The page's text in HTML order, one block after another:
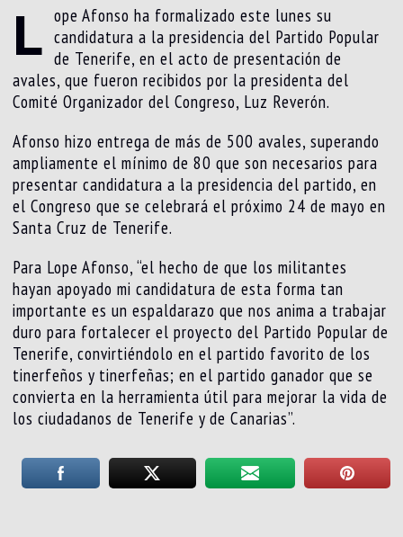
L ope Afonso ha formalizado este lunes su
candidatura a la presidencia del Partido Popular
de Tenerife, en el acto de presentación de
avales, que fueron recibidos por la presidenta del
Comité Organizador del Congreso, Luz Reverón.
Afonso hizo entrega de más de 500 avales, superando
ampliamente el mínimo de 80 que son necesarios para
presentar candidatura a la presidencia del partido, en
el Congreso que se celebrará el próximo 24 de mayo en
Santa Cruz de Tenerife.
Para Lope Afonso, “el hecho de que los militantes
hayan apoyado mi candidatura de esta forma tan
importante es un espaldarazo que nos anima a trabajar
duro para fortalecer el proyecto del Partido Popular de
Tenerife, convirtiéndolo en el partido favorito de los
tinerfeños y tinerfeñas; en el partido ganador que se
convierta en la herramienta útil para mejorar la vida de
los ciudadanos de Tenerife y de Canarias”.